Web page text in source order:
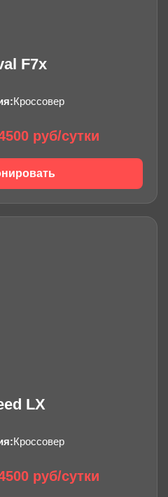
F7x
Кроссовер
руб/сутки
LX
Кроссовер
руб/сутки